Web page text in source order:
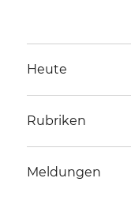
Heute
Rubriken
Meldungen